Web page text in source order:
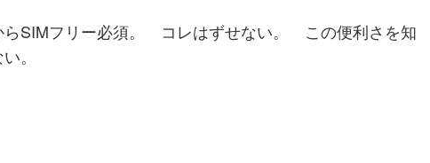
らSIMフリー必須。 コレはずせない。 この便利さを知
。